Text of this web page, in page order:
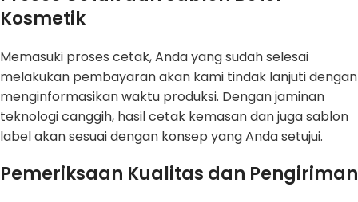
Kosmetik
Memasuki proses cetak, Anda yang sudah selesai
melakukan pembayaran akan kami tindak lanjuti dengan
menginformasikan waktu produksi. Dengan jaminan
teknologi canggih, hasil cetak kemasan dan juga sablon
label akan sesuai dengan konsep yang Anda setujui.
Pemeriksaan Kualitas dan Pengiriman